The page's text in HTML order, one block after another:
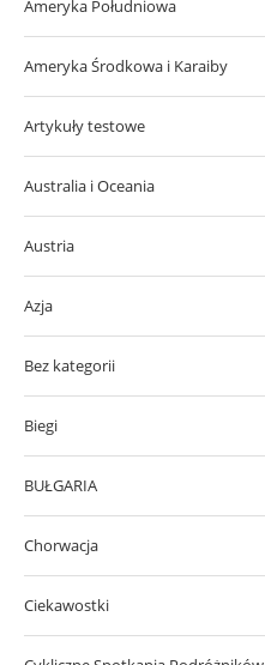
Ameryka Południowa
Ameryka Środkowa i Karaiby
Artykuły testowe
Australia i Oceania
Austria
Azja
Bez kategorii
Biegi
BUŁGARIA
Chorwacja
Ciekawostki